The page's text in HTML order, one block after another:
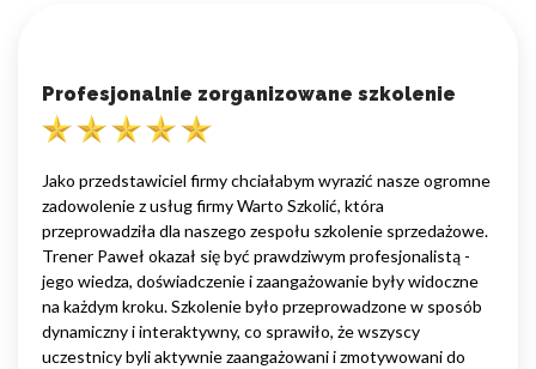
Profesjonalnie zorganizowane szkolenie
Jako przedstawiciel firmy chciałabym wyrazić nasze ogromne
zadowolenie z usług firmy Warto Szkolić, która
przeprowadziła dla naszego zespołu szkolenie sprzedażowe.
Trener Paweł okazał się być prawdziwym profesjonalistą -
jego wiedza, doświadczenie i zaangażowanie były widoczne
na każdym kroku. Szkolenie było przeprowadzone w sposób
dynamiczny i interaktywny, co sprawiło, że wszyscy
uczestnicy byli aktywnie zaangażowani i zmotywowani do